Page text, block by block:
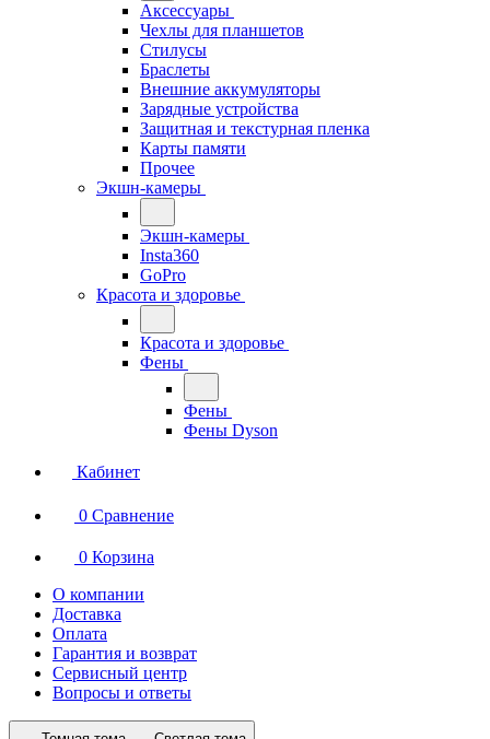
Аксессуары
Чехлы для планшетов
Стилусы
Браслеты
Внешние аккумуляторы
Зарядные устройства
Защитная и текстурная пленка
Карты памяти
Прочее
Экшн-камеры
Экшн-камеры
Insta360
GoPro
Красота и здоровье
Красота и здоровье
Фены
Фены
Фены Dyson
Кабинет
0 Сравнение
0 Корзина
О компании
Доставка
Оплата
Гарантия и возврат
Сервисный центр
Вопросы и ответы